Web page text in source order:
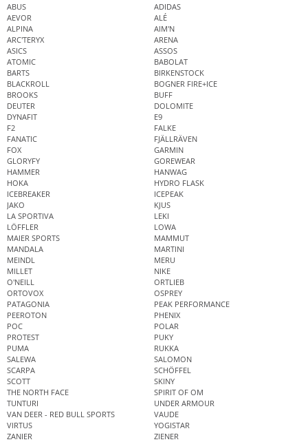
ABUS
ADIDAS
AEVOR
ALÉ
ALPINA
AIM'N
ARC'TERYX
ARENA
ASICS
ASSOS
ATOMIC
BABOLAT
BARTS
BIRKENSTOCK
BLACKROLL
BOGNER FIRE+ICE
BROOKS
BUFF
DEUTER
DOLOMITE
DYNAFIT
E9
F2
FALKE
FANATIC
FJÄLLRÄVEN
FOX
GARMIN
GLORYFY
GOREWEAR
HAMMER
HANWAG
HOKA
HYDRO FLASK
ICEBREAKER
ICEPEAK
JAKO
KJUS
LA SPORTIVA
LEKI
LÖFFLER
LOWA
MAIER SPORTS
MAMMUT
MANDALA
MARTINI
MEINDL
MERU
MILLET
NIKE
O'NEILL
ORTLIEB
ORTOVOX
OSPREY
PATAGONIA
PEAK PERFORMANCE
PEEROTON
PHENIX
POC
POLAR
PROTEST
PUKY
PUMA
RUKKA
SALEWA
SALOMON
SCARPA
SCHÖFFEL
SCOTT
SKINY
THE NORTH FACE
SPIRIT OF OM
TUNTURI
UNDER ARMOUR
VAN DEER - RED BULL SPORTS
VAUDE
VIRTUS
YOGISTAR
ZANIER
ZIENER